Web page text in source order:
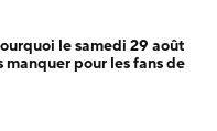
le samedi 29 août
manquer pour les fans de